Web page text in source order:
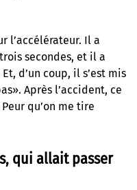
l’accélérateur. Il a
secondes, et il a
d’un coup, il s’est mis
Après l’accident, ce
Peur qu’on me tire
qui allait passer